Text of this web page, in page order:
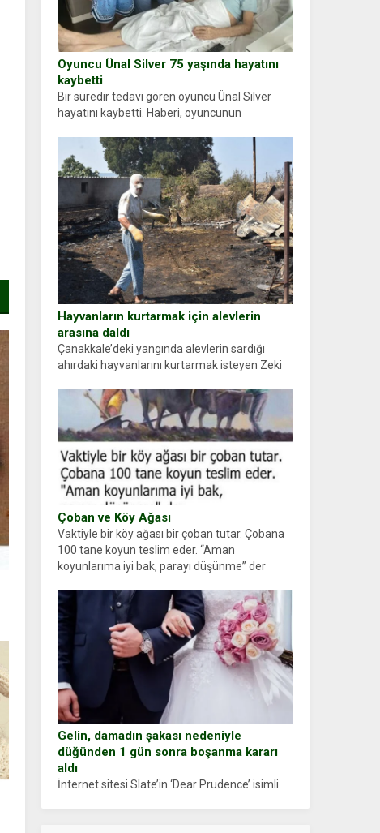
Oyuncu Ünal Silver 75 yaşında hayatını
kaybetti
Bir süredir tedavi gören oyuncu Ünal Silver
hayatını kaybetti. Haberi, oyuncunun
sosyal medya hesabında “Usta Oyuncumuz ve
çok değerli dostumuz...
Hayvanların kurtarmak için alevlerin
arasına daldı
Çanakkale’deki yangında alevlerin sardığı
ahırdaki hayvanlarını kurtarmak isteyen Zeki
ellerinde yanıklar oluşan Demir, kâbus dolu
anları anlattı… Merkeze bağlı...
Çoban ve Köy Ağası
Vaktiyle bir köy ağası bir çoban tutar. Çobana
100 tane koyun teslim eder. “Aman
koyunlarıma iyi bak, parayı düşünme” der
Gelin, damadın şakası nedeniyle
düğünden 1 gün sonra boşanma kararı
aldı
İnternet sitesi Slate’in ‘Dear Prudence’ isimli